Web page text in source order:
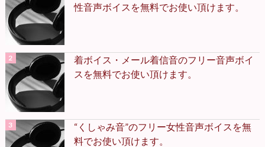
性音声ボイスを無料でお使い頂けます。
着ボイス・メール着信音のフリー音声ボイ
スを無料でお使い頂けます。
“くしゃみ音”のフリー女性音声ボイスを無
料でお使い頂けます。